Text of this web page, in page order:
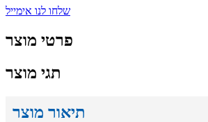
שלחו לנו אימייל
פרטי מוצר
תגי מוצר
תיאור מוצר